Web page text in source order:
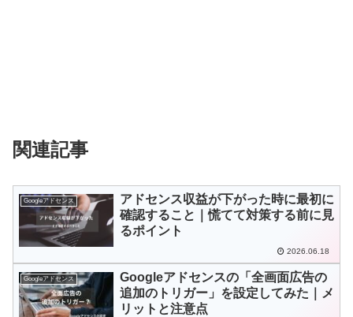
関連記事
Googleアドセンス
アドセンス収益が下がった時に最初に
確認すること｜慌てて対策する前に見
るポイント
2026.06.18
Googleアドセンス
Googleアドセンスの「全画面広告の
追加のトリガー」を設定してみた｜メ
リットと注意点